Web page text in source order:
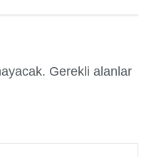
Gerekli alanlar